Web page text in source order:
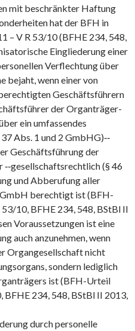
mit beschränkter Haftung
hat der BFH in
– V R 53/10 (BFHE 234, 548,
Eingliederung einer
Verflechtung über
bejaht, wenn einer von
Geschäftsführern
der Organträger-
ein umfassendes
Abs. 1 und 2 GmbHG)‑‑
Geschäftsführung der
(§ 46
und Abberufung aller
berechtigt ist (BFH-
10, BFHE 234, 548, BStBl II
Voraussetzungen ist eine
auch anzunehmen, wenn
Organgesellschaft nicht
sondern lediglich
ist (BFH-Urteil
BFHE 234, 548, BStBl II 2013,
durch personelle